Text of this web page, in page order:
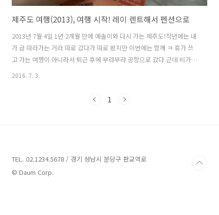
제주도 여행(2013), 여행 시작! 레이 렌트해서 펜션으로
2013년 7월 4일 1년 2개월 만에 예솔이와 다시 가는 제주도!작년에는 내
가 급 따라가는 거라 따로 갔다가 따로 왔지만 이번에는 함께 ㅋ 휴가 쓰
고 가는 여행이 아니라서 퇴근 후에 부랴부랴 공항으로 갔다.근데 비가
너무 와서 옷도 짐도 다 젖었다하필 퇴근 시간에 맞춰서 비가 억수로 쏟
잘한 것 같다.생각보다 시간이 좀 걸려서 한시간 일찍 퇴근하고 왔는데도
2016. 7. 3.
1
TEL. 02.1234.5678 / 경기 성남시 분당구 판교역로
© Daum Corp.